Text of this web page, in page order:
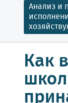
Анализ и
Как